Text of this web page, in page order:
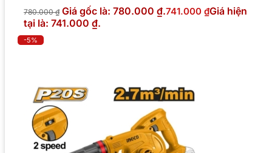
780.000₫ Giá gốc là: 780.000 ₫.741.000 ₫Giá hiện
tại là: 741.000 ₫.
-5%